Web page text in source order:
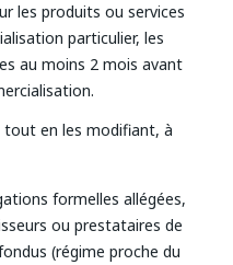
les produits ou services
particulier, les
au moins 2 mois avant
tout en les modifiant, à
formelles allégées,
ou prestataires de
(régime proche du